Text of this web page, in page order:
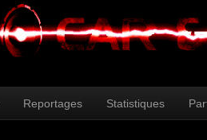
Reportages Statistiques